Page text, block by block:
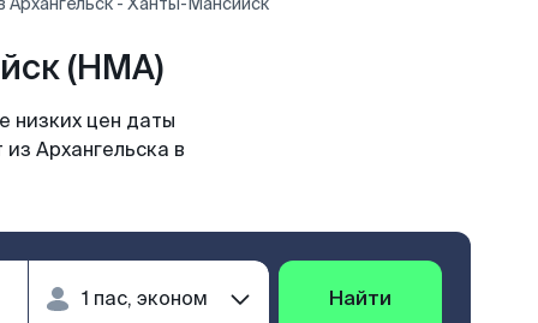
(HMA)
низких цен даты
Архангельска в
Найти